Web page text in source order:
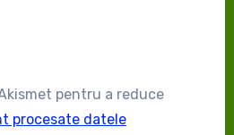
pentru a reduce
procesate datele